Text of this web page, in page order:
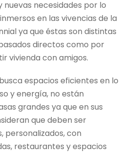
necesidades por lo
en las vivencias de la
ya que éstas son distintas
directos como por
vivienda con amigos.
espacios eficientes en lo
y energía, no están
grandes ya que en sus
que deben ser
personalizados, con
restaurantes y espacios